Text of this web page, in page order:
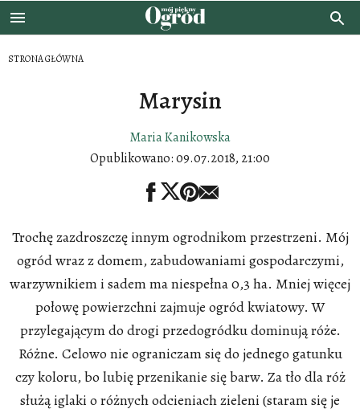
STRONA GŁÓWNA
Marysin
Maria Kanikowska
Opublikowano:09.07.2018, 21:00
Trochę zazdroszczę innym ogrodnikom przestrzeni. Mój
ogród wraz z domem, zabudowaniami gospodarczymi,
warzywnikiem i sadem ma niespełna 0,3 ha. Mniej więcej
połowę powierzchni zajmuje ogród kwiatowy. W
przylegającym do drogi przedogródku dominują róże.
Różne. Celowo nie ograniczam się do jednego gatunku
czy koloru, bo lubię przenikanie się barw. Za tło dla róż
służą iglaki o różnych odcieniach zieleni (staram się je